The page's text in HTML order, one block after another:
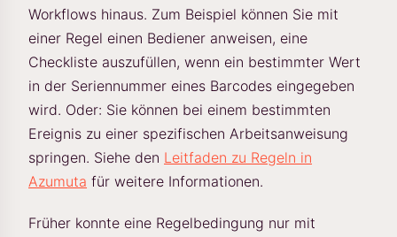
Workflows hinaus. Zum Beispiel können Sie mit
einer Regel einen Bediener anweisen, eine
Checkliste auszufüllen, wenn ein bestimmter Wert
in der Seriennummer eines Barcodes eingegeben
wird. Oder: Sie können bei einem bestimmten
Ereignis zu einer spezifischen Arbeitsanweisung
springen. Siehe den Leitfaden zu Regeln in
Azumuta für weitere Informationen.
Früher konnte eine Regelbedingung nur mit